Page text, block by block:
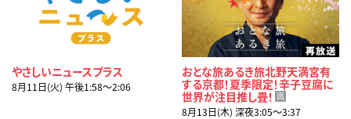
やさしいニュースプラス
8月11日(火) 午後1:58〜2:06
おとな旅あるき旅北野天満宮有
する京都！夏季限定！辛子豆腐に
世界が注目推し畳！ 再
8月13日(木) 深夜3:05〜3:37